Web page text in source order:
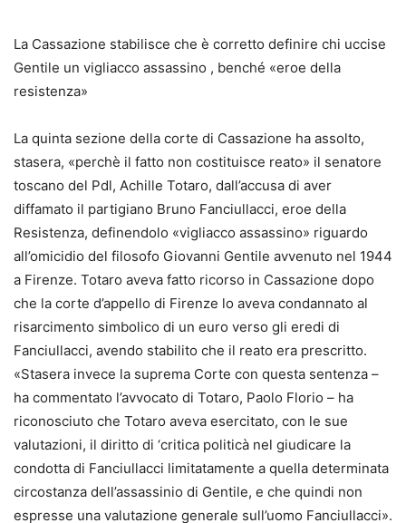
La Cassazione stabilisce che è corretto definire chi uccise
Gentile un vigliacco assassino , benché «eroe della
resistenza»
La quinta sezione della corte di Cassazione ha assolto,
stasera, «perchè il fatto non costituisce reato» il senatore
toscano del Pdl, Achille Totaro, dall’accusa di aver
diffamato il partigiano Bruno Fanciullacci, eroe della
Resistenza, definendolo «vigliacco assassino» riguardo
all’omicidio del filosofo Giovanni Gentile avvenuto nel 1944
a Firenze. Totaro aveva fatto ricorso in Cassazione dopo
che la corte d’appello di Firenze lo aveva condannato al
risarcimento simbolico di un euro verso gli eredi di
Fanciullacci, avendo stabilito che il reato era prescritto.
«Stasera invece la suprema Corte con questa sentenza –
ha commentato l’avvocato di Totaro, Paolo Florio – ha
riconosciuto che Totaro aveva esercitato, con le sue
valutazioni, il diritto di ‘critica politicà nel giudicare la
condotta di Fanciullacci limitatamente a quella determinata
circostanza dell’assassinio di Gentile, e che quindi non
espresse una valutazione generale sull’uomo Fanciullacci».